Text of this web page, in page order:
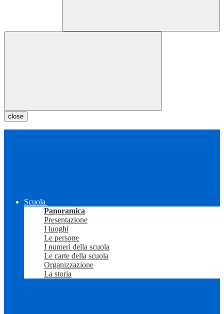
close
Scuola
Panoramica
Presentazione
I luoghi
Le persone
I numeri della scuola
Le carte della scuola
Organizzazione
La storia